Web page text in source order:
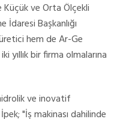
Küçük ve Orta Ölçekli
Başkanlığı
hem de Ar-Ge
yıllık bir firma olmalarına
ve inovatif
"İş makinası dahilinde